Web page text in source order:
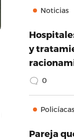
Noticias
y
0
Policíacas
Pareja